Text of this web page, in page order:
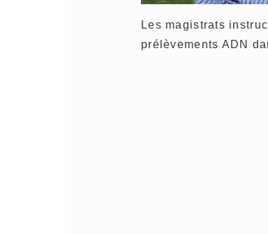
Les magistrats
prélèvements ADN